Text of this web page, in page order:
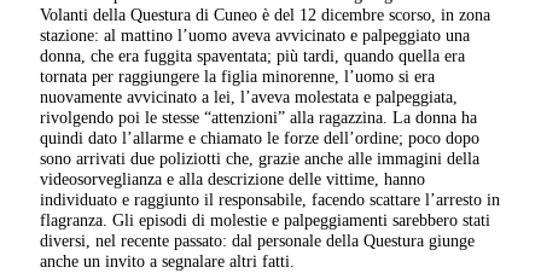
Volanti della Questura di Cuneo è del 12 dicembre scorso, in zona
stazione: al mattino l’uomo aveva avvicinato e palpeggiato una
donna, che era fuggita spaventata; più tardi, quando quella era
tornata per raggiungere la figlia minorenne, l’uomo si era
nuovamente avvicinato a lei, l’aveva molestata e palpeggiata,
rivolgendo poi le stesse “attenzioni” alla ragazzina. La donna ha
quindi dato l’allarme e chiamato le forze dell’ordine; poco dopo
sono arrivati due poliziotti che, grazie anche alle immagini della
videosorveglianza e alla descrizione delle vittime, hanno
individuato e raggiunto il responsabile, facendo scattare l’arresto in
flagranza. Gli episodi di molestie e palpeggiamenti sarebbero stati
diversi, nel recente passato: dal personale della Questura giunge
anche un invito a segnalare altri fatti.